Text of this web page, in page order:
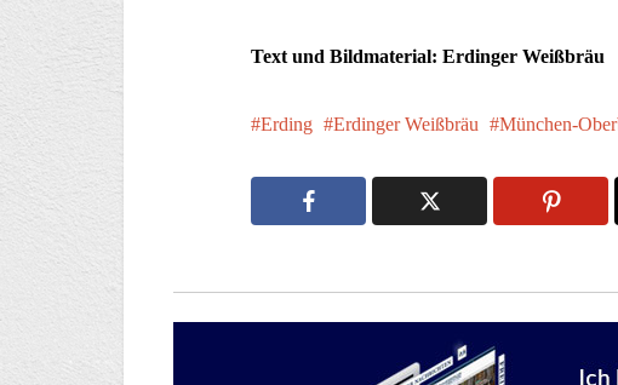
Text und Bildmaterial: Erdinger Weißbräu
Erding Erdinger Weißbräu München-